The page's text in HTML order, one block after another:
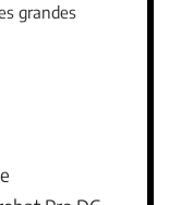
grandes